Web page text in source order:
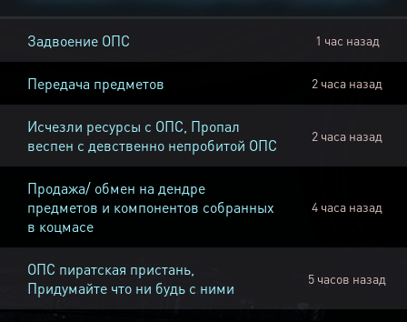
Задвоение ОПС 1 час назад
Передача предметов 2 часа назад
Исчезли ресурсы с ОПС, Пропал
веспен с девственно непробитой ОПС
2 часа назад
Продажа/ обмен на дендре
предметов и компонентов собранных
в коцмасе
4 часа назад
ОПС пиратская пристань,
Придумайте что ни будь с ними
5 часов назад